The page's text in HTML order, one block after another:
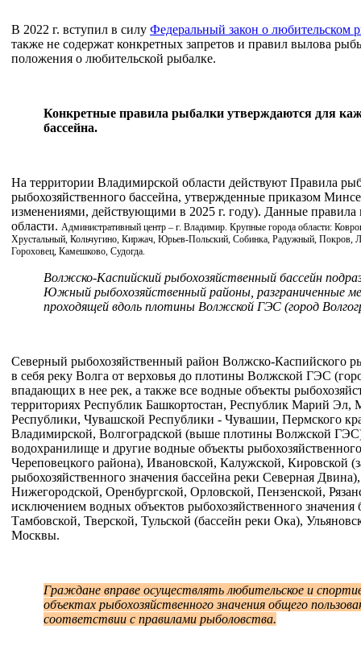
В 2022 г. вступил в силу Федеральный закон о любительском
также не содержат конкретных запретов и правил вылова
положения о любительской рыбалке.
Конкретные правила рыбалки утверждаются для
бассейна.
На территории Владимирской области действуют Правила
рыбохозяйственного бассейна, утвержденные приказом
изменениями, действующими в 2025 г. году). Данные правила
области. Административный центр – г. Владимир. Крупные города области:
Хрустальный, Кольчугино, Киржач, Юрьев-Польский, Собинка, Радужный, Покров,
Гороховец, Камешково, Судогда.
Волжско-Каспийский рыбохозяйственный бассейн
Южный рыбохозяйственный районы, разграниченные
проходящей вдоль плотины Волжской ГЭС (город
Северный рыбохозяйственный район Волжско-Каспийского
в себя реку Волга от верховья до плотины Волжской ГЭС
впадающих в нее рек, а также все водные объекты
территориях Республик Башкортостан, Республик Марий Эл,
Республики, Чувашской Республики - Чувашии, Пермского
Владимирской, Волгоградской (выше плотины Волжской
водохранилище и другие водные объекты
Череповецкого района), Ивановской, Калужской, Кировской
рыбохозяйственного значения бассейна реки Северная
Нижегородской, Оренбургской, Орловской, Пензенской,
исключением водных объектов рыбохозяйственного
Тамбовской, Тверской, Тульской (бассейн реки Ока),
Москвы.
Граждане вправе осуществлять любительское и
объектах рыбохозяйственного значения общего
соответствии с правилами рыболовства.